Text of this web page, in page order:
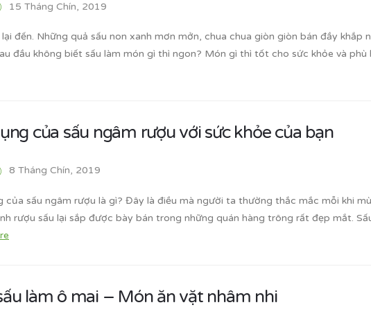
15 Tháng Chín, 2019
lại đến. Những quả sấu non xanh mơn mởn, chua chua giòn giòn bán đầy khắp
đầu không biết sấu làm món gì thì ngon? Món gì thì tốt cho sức khỏe và
của sấu ngâm rượu với sức khỏe của bạn
8 Tháng Chín, 2019
của sấu ngâm rượu là gì? Đây là điều mà người ta thường thắc mắc mỗi khi
rượu sấu lại sắp được bày bán trong những quán hàng trông rất đẹp mắt.
làm ô mai – Món ăn vặt nhâm nhi